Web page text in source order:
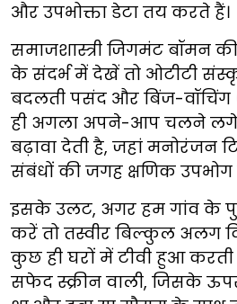
और उपभोक्ता डेटा तय करते हैं।
समाजशास्त्री जिगमंट बॉमन
के संदर्भ में देखें तो ओटीटी
बदलती पसंद और बिंज-वॉचिंग
ही अगला अपने-आप चलने
बढ़ावा देती है, जहां मनोरंजन
संबंधों की जगह क्षणिक उपभोग
इसके उलट, अगर हम गांव के
करें तो तस्वीर बिल्कुल अलग
कुछ ही घरों में टीवी हुआ
सफेद स्क्रीन वाली, जिसके